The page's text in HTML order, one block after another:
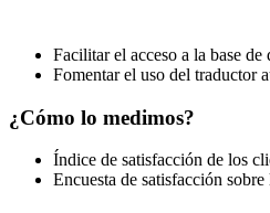
Facilitar el acceso a la base
Fomentar el uso del traductor
¿Cómo lo medimos?
Índice de satisfacción de los
Encuesta de satisfacción